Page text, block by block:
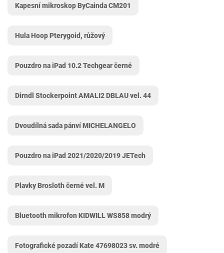
Kapesní mikroskop ByCainda CM201
Hula Hoop Pterygoid, růžový
Pouzdro na iPad 10.2 Techgear černé
Dirndl Stockerpoint AMALI2 DBLAU vel. 44
Dvoudílná sada pánví MICHELANGELO
Pouzdro na iPad 2021/2020/2019 JETech
Plavky Brosloth černé vel. M
Bluetooth mikrofon KIDWILL WS858 modrý
Fotografické pozadí Kate 47698023 sv. modré